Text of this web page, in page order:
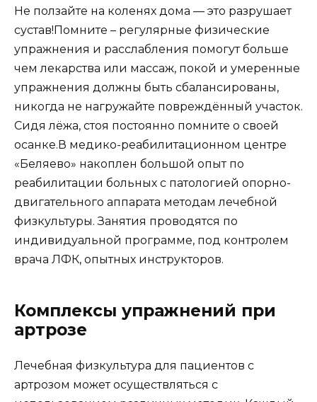
Не ползайте на коленях дома — это разрушает
сустав!Помните – регулярные физические
упражнения и расслабления помогут больше
чем лекарства или массаж, покой и умеренные
упражнения должны быть сбалансированы,
никогда не нагружайте повреждённый участок.
Сидя лёжа, стоя постоянно помните о своей
осанке.В медико-реабилитационном центре
«Беляево» накоплен большой опыт по
реабилитации больных с патологией опорно-
двигательного аппарата методам лечебной
физкультуры. Занятия проводятся по
индивидуальной программе, под контролем
врача ЛФК, опытных инструкторов.
Комплексы упражнений при
артрозе
Лечебная физкультура для пациентов с
артрозом может осуществляться с